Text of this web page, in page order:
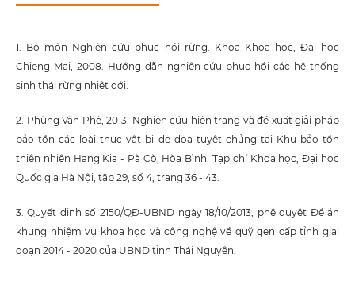
1. Bộ môn Nghiên cứu phục hồi rừng. Khoa Khoa học, Đại học
Chieng Mai, 2008. Hướng dẫn nghiên cứu phục hồi các hệ thống
sinh thái rừng nhiệt đới.
2. Phùng Văn Phê, 2013. Nghiên cứu hiện trạng và đề xuất giải pháp
bảo tồn các loài thực vật bị đe dọa tuyệt chủng tại Khu bảo tồn
thiên nhiên Hang Kia - Pà Cò, Hòa Bình. Tạp chí Khoa học, Đại học
Quốc gia Hà Nội, tập 29, số 4, trang 36 - 43.
3. Quyết định số 2150/QĐ-UBND ngày 18/10/2013, phê duyệt Đề án
khung nhiệm vụ khoa học và công nghệ về quỹ gen cấp tỉnh giai
đoạn 2014 - 2020 của UBND tỉnh Thái Nguyên.